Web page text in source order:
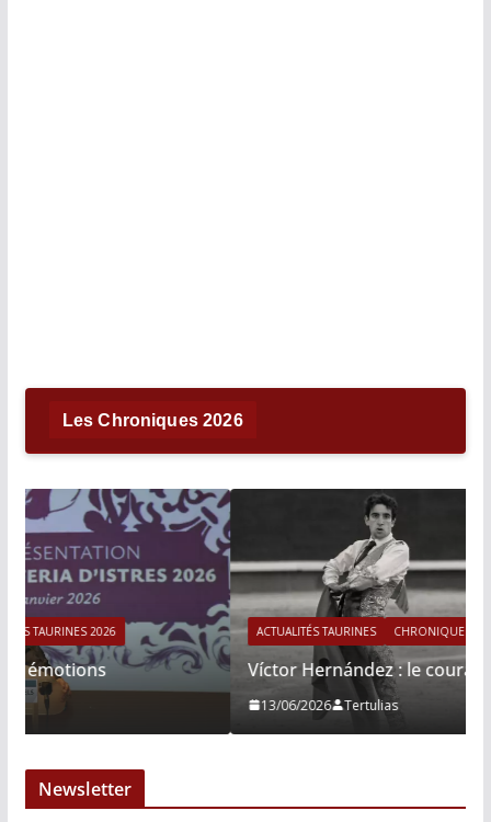
Les Chroniques 2026
ACTUALITÉS TAURINES CHRONIQUES TAURINES 2026
Víctor Hernández : le courage immobile
Newsletter